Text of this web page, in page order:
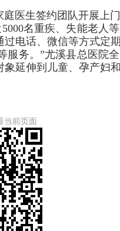
生签约团队开展上
名重疾、失能老人
电话、微信等方式定
务。”尤溪县总医院
延伸到儿童、孕产妇和
当前页面